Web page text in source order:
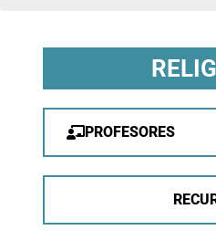
PROFESORES